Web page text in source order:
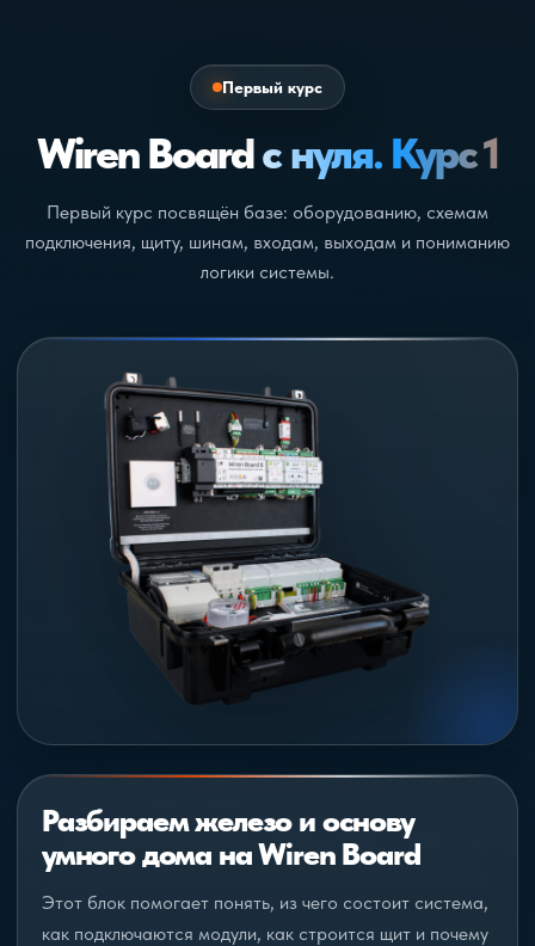
Первый курс
Wiren Boardс нуля. Курс 1
Первый курс посвящён базе: оборудованию, схемам
подключения, щиту, шинам, входам, выходам и пониманию
логики системы.
Разбираем железо и основу
умного дома на Wiren Board
Этот блок помогает понять, из чего состоит система,
как подключаются модули, как строится щит и почему